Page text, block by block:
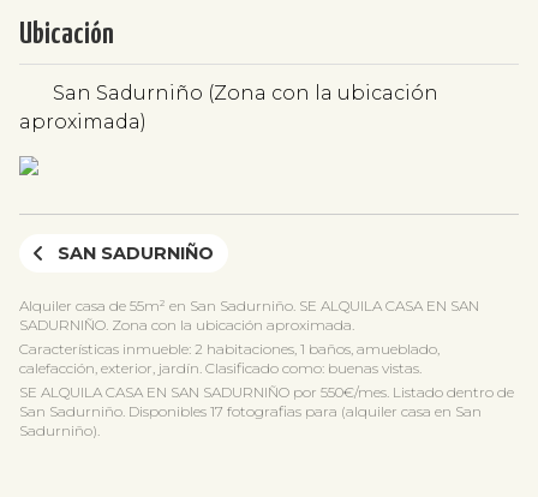
Ubicación
San Sadurniño (Zona con la ubicación
aproximada)
SAN SADURNIÑO
Alquiler casa de 55m² en San Sadurniño. SE ALQUILA CASA EN SAN
SADURNIÑO. Zona con la ubicación aproximada.
Características inmueble: 2 habitaciones, 1 baños, amueblado,
calefacción, exterior, jardín. Clasificado como: buenas vistas.
SE ALQUILA CASA EN SAN SADURNIÑO por 550€/mes. Listado dentro de
San Sadurniño. Disponibles 17 fotografias para (alquiler casa en San
Sadurniño).